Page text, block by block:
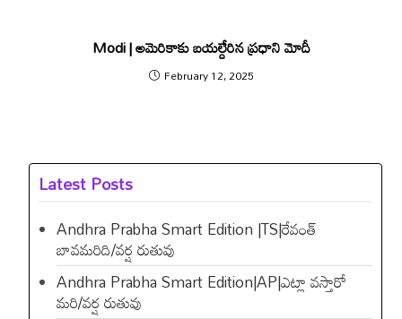
Modi | అమెరికాకు బయల్దేరిన‌ ప్రధాని మోదీ
February 12, 2025
Latest Posts
Andhra Prabha Smart Edition |TS|రేవంత్​
బావమరిది/వర్ష రుతువు
Andhra Prabha Smart Edition|AP|ఎట్లా వస్తారో
మరి/వర్ష రుతువు